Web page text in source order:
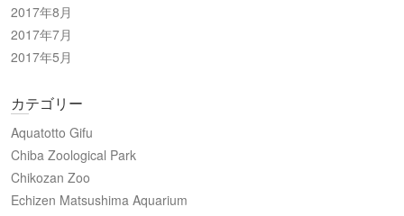
2017年8月
2017年7月
2017年5月
カテゴリー
Aquatotto Gifu
Chiba Zoological Park
Chikozan Zoo
Echizen Matsushima Aquarium